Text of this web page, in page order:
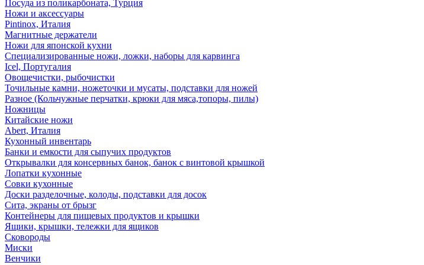
Посуда из поликарбоната, Турция
Ножи и аксессуары
Pintinox, Италия
Магнитные держатели
Ножи для японской кухни
Специализированные ножи, ложки, наборы для карвинга
Icel, Португалия
Овощечистки, рыбочистки
Точильные камни, ножеточки и мусаты, подставки для ножей
Разное (Кольчужные перчатки, крюки для мяса,топоры, пилы)
Ножницы
Китайские ножи
Abert, Италия
Кухонный инвентарь
Банки и емкости для сыпучих продуктов
Открывалки для консервных банок, банок с винтовой крышкой
Лопатки кухонные
Совки кухонные
Доски разделочные, колоды, подставки для досок
Сита, экраны от брызг
Контейнеры для пищевых продуктов и крышки
Ящики, крышки, тележки для ящиков
Сковороды
Миски
Венчики